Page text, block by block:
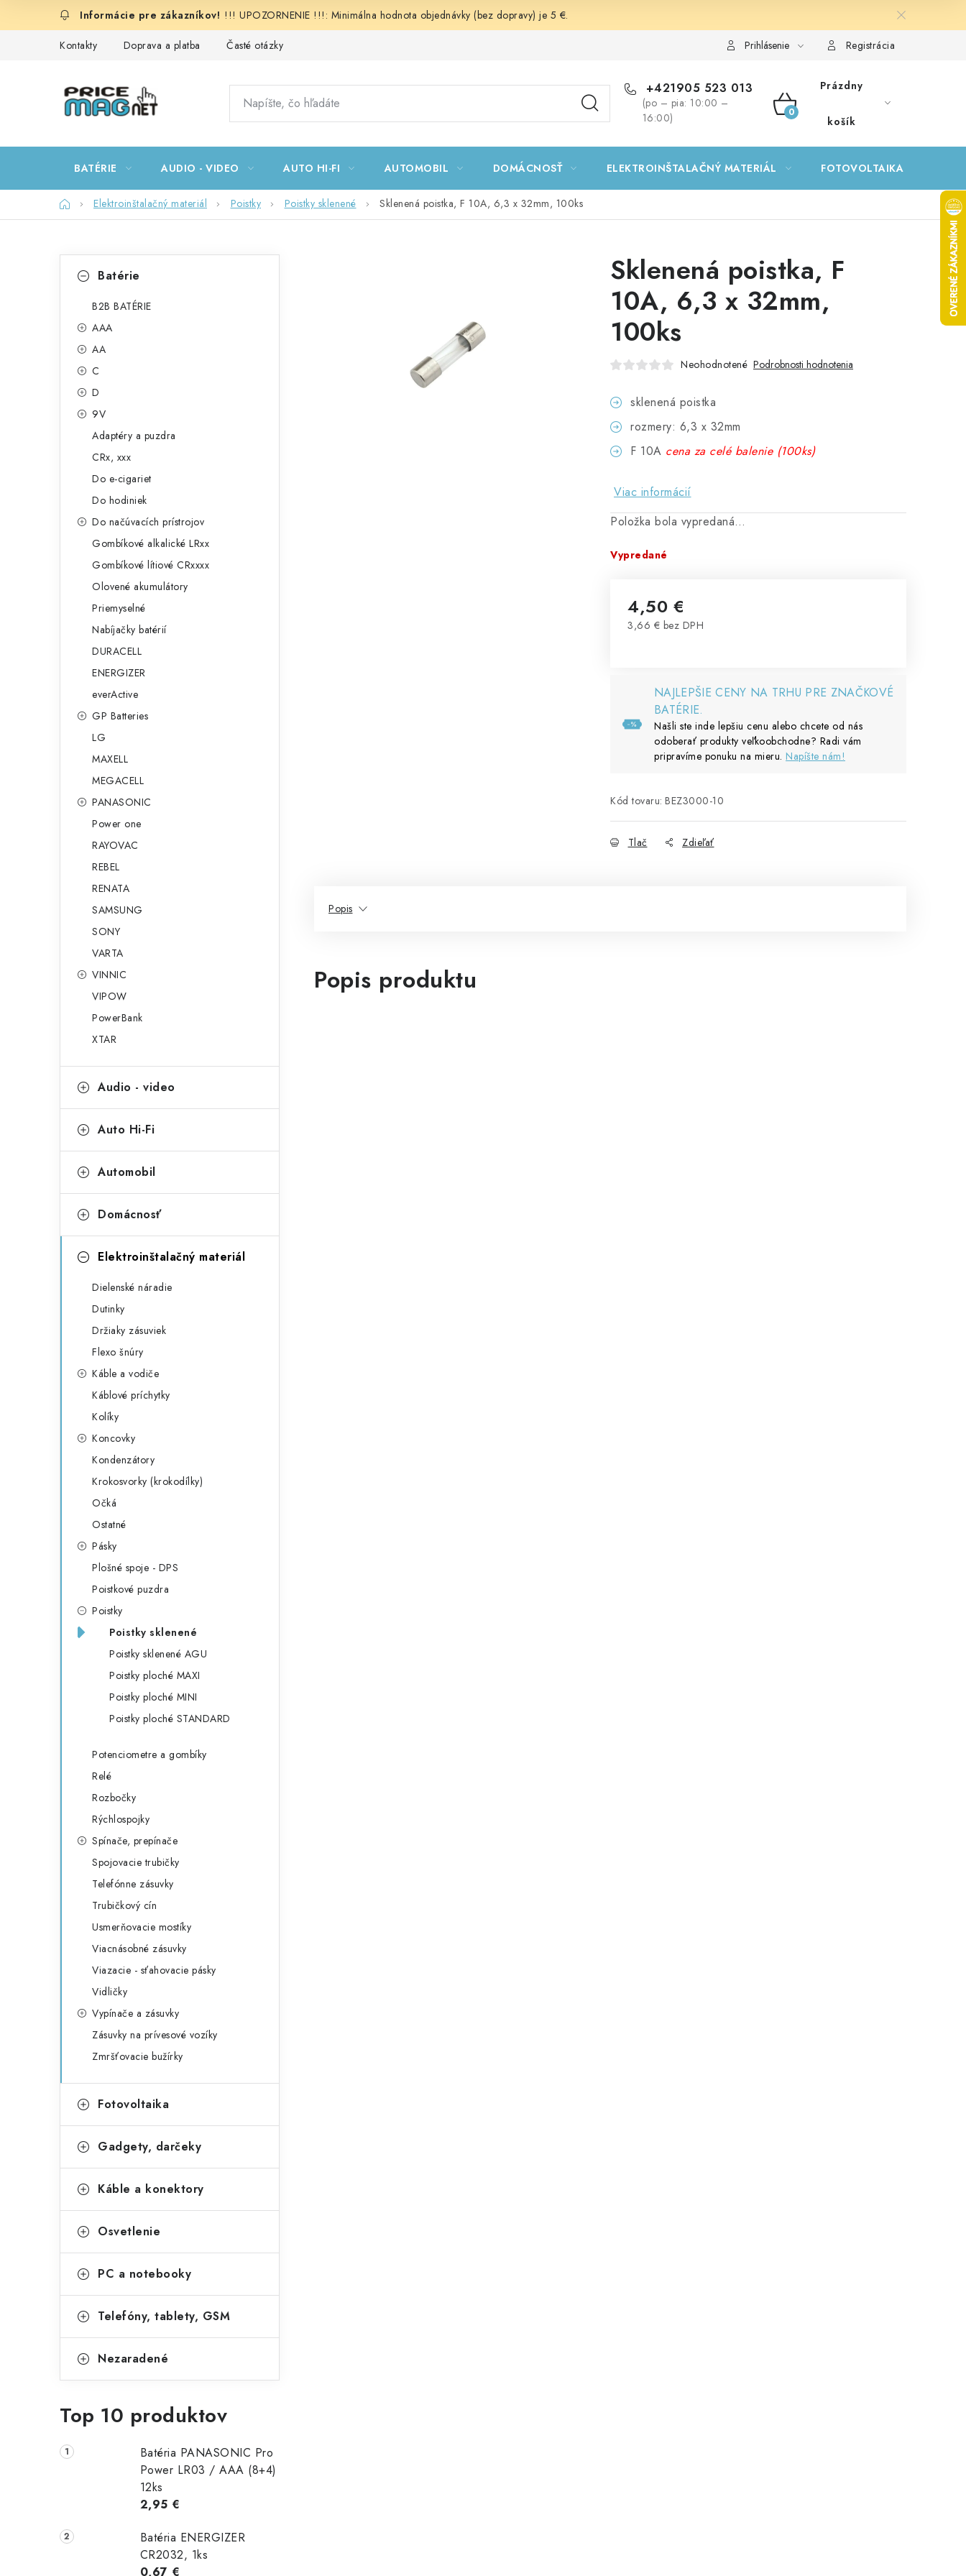
!!! UPOZORNENIE !!!: Minimálna hodnota objednávky (bez dopravy) je 5 €.
Kontakty Doprava a platba Časté otázky Prihlásenie Registrácia
+421905 523 013
(po – pia: 10:00 –
16:00)
NÁKUPNÝ
Prázdny
košík
BATÉRIE AUDIO - VIDEO AUTO HI-FI AUTOMOBIL DOMÁCNOSŤ ELEKTROINŠTALAČNÝ MATERIÁL FOTOVOLTAIKA
DomovElektroinštalačný materiál Poistky Poistky sklenené Sklenená poistka, F 10A, 6,3 x 32mm, 100ks
kategórieBatérie
B2B BATÉRIE
AAA
AA
C
D
9V
Adaptéry a puzdra
CRx, xxx
Do e-cigariet
Do hodiniek
Do načúvacích prístrojov
Gombíkové alkalické LRxx
Gombíkové lítiové CRxxxx
Olovené akumulátory
Priemyselné
Nabíjačky batérií
DURACELL
ENERGIZER
everActive
GP Batteries
LG
MAXELL
MEGACELL
PANASONIC
Power one
RAYOVAC
REBEL
RENATA
SAMSUNG
SONY
VARTA
VINNIC
VIPOW
PowerBank
XTAR
Audio - video
Auto Hi-Fi
Automobil
Domácnosť
Elektroinštalačný materiál
Dielenské náradie
Dutinky
Držiaky zásuviek
Flexo šnúry
Káble a vodiče
Káblové príchytky
Kolíky
Koncovky
Kondenzátory
Krokosvorky (krokodílky)
Očká
Ostatné
Pásky
Plošné spoje - DPS
Poistkové puzdra
Poistky
Poistky sklenené
Poistky sklenené AGU
Poistky ploché MAXI
Poistky ploché MINI
Poistky ploché STANDARD
Potenciometre a gombíky
Relé
Rozbočky
Rýchlospojky
Spínače, prepínače
Spojovacie trubičky
Telefónne zásuvky
Trubičkový cín
Usmerňovacie mostíky
Viacnásobné zásuvky
Viazacie - sťahovacie pásky
Vidličky
Vypínače a zásuvky
Zásuvky na prívesové vozíky
Zmršťovacie bužírky
Fotovoltaika
Gadgety, darčeky
Káble a konektory
Osvetlenie
PC a notebooky
Telefóny, tablety, GSM
Nezaradené
Top 10 produktov
Batéria PANASONIC Pro
Power LR03 / AAA (8+4)
12ks
2,95 €
Batéria ENERGIZER
CR2032, 1ks
0,67 €
Sklenená poistka, F
10A, 6,3 x 32mm,
100ks
Neohodnotené Podrobnosti hodnotenia
sklenená poistka
rozmery: 6,3 x 32mm
F 10A cena za celé balenie (100ks)
Viac informácií
Položka bola vypredaná…
Vypredané
4,50 €
3,66 € bez DPH
NAJLEPŠIE CENY NA TRHU PRE ZNAČKOVÉ
BATÉRIE.
Našli ste inde lepšiu cenu alebo chcete od nás
odoberať produkty veľkoobchodne? Radi vám
pripravíme ponuku na mieru. Napíšte nám!
Kód tovaru: BEZ3000-10
Tlač Zdieľať
Popis
Popis produktu